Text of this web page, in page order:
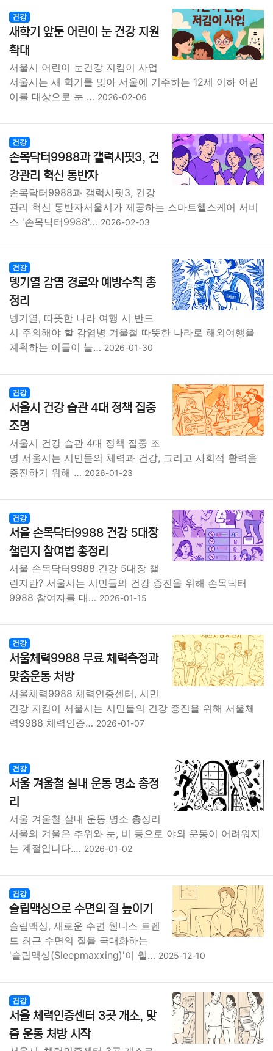
건강
새학기 앞둔 어린이 눈 건강 지원
확대
서울시 어린이 눈건강 지킴이 사업
서울시는 새 학기를 맞아 서울에 거주하는 12세 이하 어린
이를 대상으로 눈 … 2026-02-06
건강
손목닥터9988과 갤럭시핏3, 건
강관리 혁신 동반자
손목닥터9988과 갤럭시핏3, 건강
관리 혁신 동반자서울시가 제공하는 스마트헬스케어 서비
스 '손목닥터9988'… 2026-02-03
건강
뎅기열 감염 경로와 예방수칙 총
정리
뎅기열, 따뜻한 나라 여행 시 반드
시 주의해야 할 감염병 겨울철 따뜻한 나라로 해외여행을
계획하는 이들이 늘… 2026-01-30
건강
서울시 건강 습관 4대 정책 집중
조명
서울시 건강 습관 4대 정책 집중 조
명 서울시는 시민들의 체력과 건강, 그리고 사회적 활력을
증진하기 위해 … 2026-01-23
건강
서울 손목닥터9988 건강 5대장
챌린지 참여법 총정리
서울 손목닥터9988 건강 5대장 챌
린지란? 서울시는 시민들의 건강 증진을 위해 손목닥터
9988 참여자를 대… 2026-01-15
건강
서울체력9988 무료 체력측정과
맞춤운동 처방
서울체력9988 체력인증센터, 시민
건강 지킴이 서울시는 시민들의 건강 증진을 위해 서울체
력9988 체력인증… 2026-01-07
건강
서울 겨울철 실내 운동 명소 총정
리
서울 겨울철 실내 운동 명소 총정리
서울의 겨울은 추위와 눈, 비 등으로 야외 운동이 어려워지
는 계절입니다.… 2026-01-02
건강
슬립맥싱으로 수면의 질 높이기
슬립맥싱, 새로운 수면 웰니스 트렌
드 최근 수면의 질을 극대화하는
'슬립맥싱(Sleepmaxxing)'이 웰… 2025-12-10
건강
서울 체력인증센터 3곳 개소, 맞
춤 운동 처방 시작